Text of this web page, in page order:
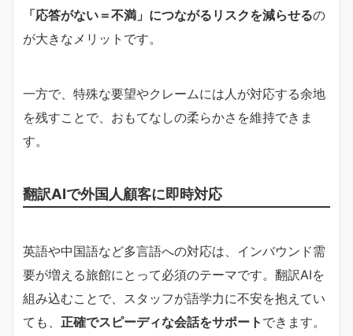
「応答がない＝不満」につながるリスクを減らせるの
が大きなメリットです。
一方で、特殊な要望やクレームには人が対応する余地
を残すことで、おもてなしの柔らかさを維持できま
す。
翻訳AIで外国人顧客に即時対応
英語や中国語など多言語への対応は、インバウンド需
要が増える旅館にとって必須のテーマです。翻訳AIを
組み込むことで、スタッフが語学力に不安を抱えてい
ても、 正確でスピーディな会話をサポート できます。